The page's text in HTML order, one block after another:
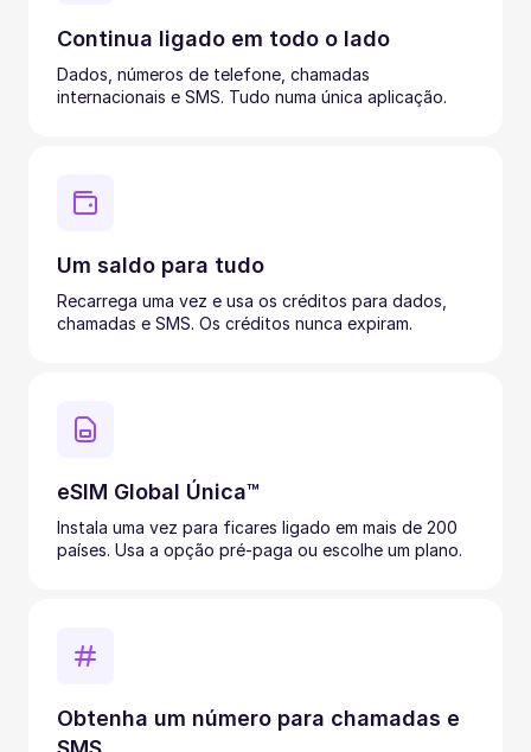
Continua ligado em todo o lado
Dados, números de telefone, chamadas
internacionais e SMS. Tudo numa única aplicação.
Um saldo para tudo
Recarrega uma vez e usa os créditos para dados,
chamadas e SMS. Os créditos nunca expiram.
eSIM Global Única™
Instala uma vez para ficares ligado em mais de 200
países. Usa a opção pré-paga ou escolhe um plano.
Obtenha um número para chamadas e